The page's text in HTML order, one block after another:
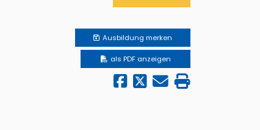
Ausbildung merken
als PDF anzeigen